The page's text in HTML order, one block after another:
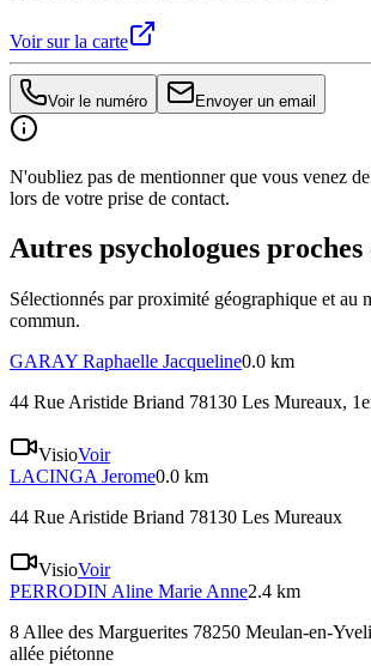
Voir sur la carte
Voir le numéro Envoyer un email
N'oubliez pas de mentionner que vous venez
lors de votre prise de contact.
Autres psychologues
Sélectionnés par proximité géographique et au
commun.
GARAY Raphaelle Jacqueline0.0 km
44 Rue Aristide Briand 78130 Les Mureaux,
VisioVoir
LACINGA Jerome0.0 km
44 Rue Aristide Briand 78130 Les Mureaux
VisioVoir
PERRODIN Aline Marie Anne2.4 km
8 Allee des Marguerites 78250 Meulan-en-
allée piétonne